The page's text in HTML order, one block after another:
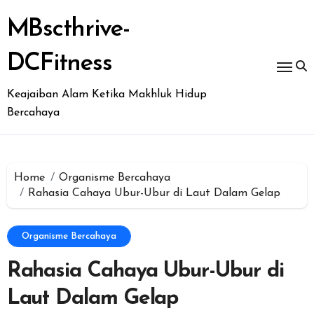
to
content
MBscthrive-
DCFitness
Keajaiban Alam Ketika Makhluk Hidup
Bercahaya
Home
Organisme Bercahaya
Rahasia Cahaya Ubur-Ubur di Laut Dalam Gelap
Organisme Bercahaya
Rahasia Cahaya Ubur-Ubur di
Laut Dalam Gelap